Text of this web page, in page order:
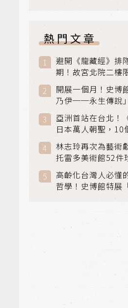
熱門文章
避開《龍藏經》排
期！故宮北院二樓
〈元世祖出獵圖〉
「滑冰賽」更精采
開展一個月！史博
乃伊──永生傳說
見物件構築的永生
亞洲首站在台北！
日本萬人朝聖，10
己場景與台灣獨家
相
林志玲再次為藝術
托雷多美術館52件
典光影大師：林布
在富邦美術館隆重
高齡化台灣人必懂
哲學！史博館特展